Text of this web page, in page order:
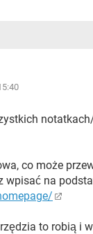
co może
wpisać na
to robią i